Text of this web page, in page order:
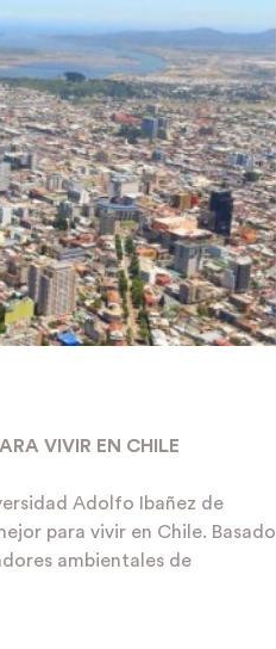
VIVIR EN CHILE
Adolfo Ibañez de
para vivir en Chile. Basado
ambientales de